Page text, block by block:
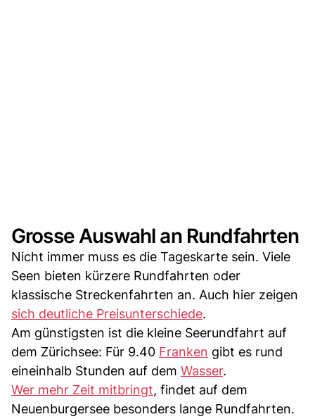
Grosse Auswahl an Rundfahrten
Nicht immer muss es die Tageskarte sein. Viele
Seen bieten kürzere Rundfahrten oder
klassische Streckenfahrten an. Auch hier zeigen
sich deutliche Preisunterschiede.
Am günstigsten ist die kleine Seerundfahrt auf
dem Zürichsee: Für 9.40 Franken gibt es rund
eineinhalb Stunden auf dem Wasser.
Wer mehr Zeit mitbringt, findet auf dem
Neuenburgersee besonders lange Rundfahrten.